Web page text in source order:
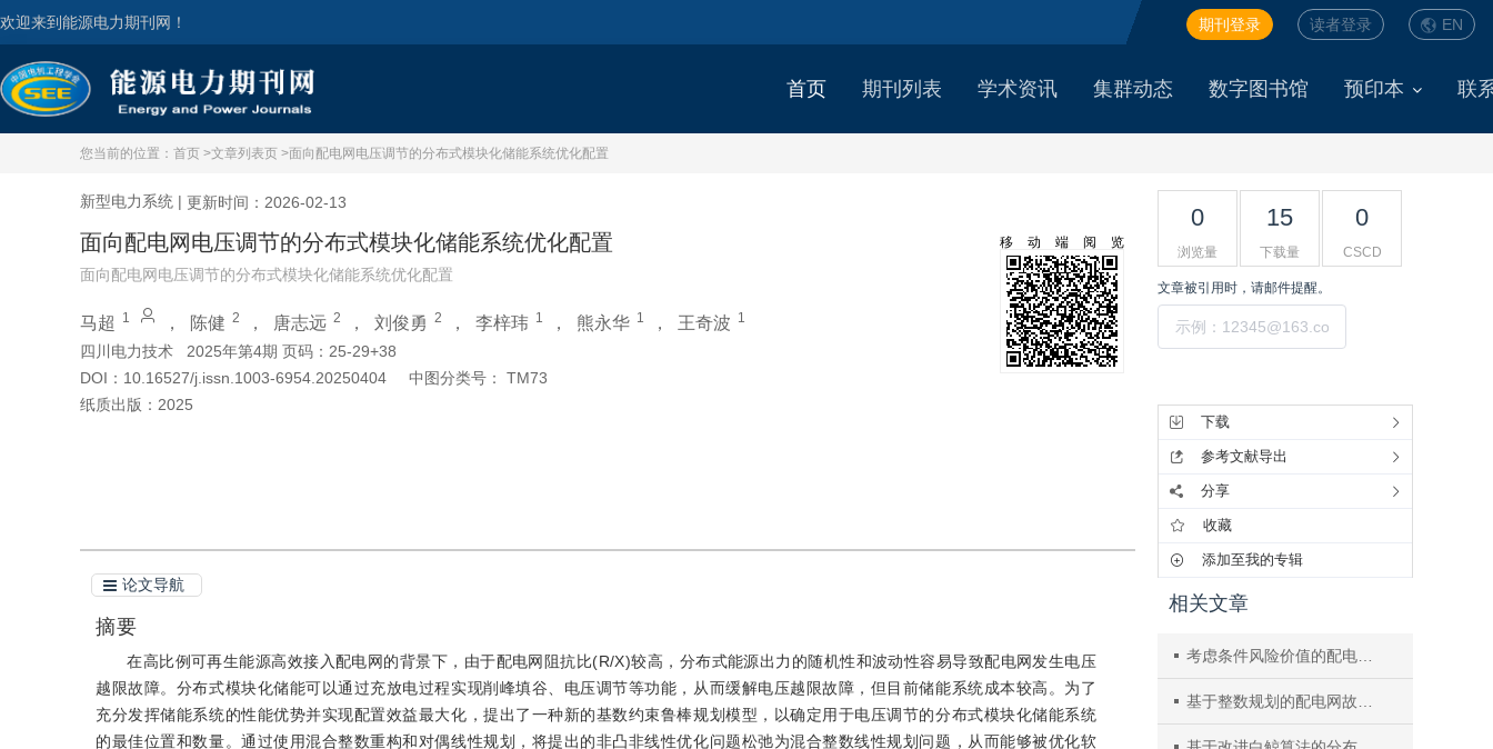
欢迎来到能源电力期刊网！ EN
读者登录
期刊登录
首页 期刊列表 学术资讯 集群动态 数字图书馆 预印本 联
您当前的位置： 首页 >文章列表页 >面向配电网电压调节的分布式模块化储能系统优化配置
新型电力系统 | 更新时间：2026-02-13
面向配电网电压调节的分布式模块化储能系统优化配置
面向配电网电压调节的分布式模块化储能系统优化配置
马超 1 ， 陈健 2 ， 唐志远 2 ， 刘俊勇 2 ， 李梓玮 1 ， 熊永华 1 ， 王奇波 1
四川电力技术
2025年第4期 页码：25-29+38
DOI： 10.16527/j.issn.1003-6954.20250404 中图分类号：
TM73
纸质出版： 2025
移动端阅览
论文导航
摘要
在高比例可再生能源高效接入配电网的背景下，由于配电网阻抗比(R/X)较高，分布式能源出力的随机性和波动性容易导致配电网发生电压
越限故障。分布式模块化储能可以通过充放电过程实现削峰填谷、电压调节等功能，从而缓解电压越限故障，但目前储能系统成本较高。为了
充分发挥储能系统的性能优势并实现配置效益最大化，提出了一种新的基数约束鲁棒规划模型，以确定用于电压调节的分布式模块化储能系统
的最佳位置和数量。通过使用混合整数重构和对偶线性规划，将提出的非凸非线性优化问题松弛为混合整数线性规划问题，从而能够被优化软
0
浏览量
15
下载量
0
CSCD
文章被引用时，请邮件提醒。
下载
参考文献导出
分享
收藏
添加至我的专辑
相关文章
考虑条件风险价值的配电网开关规划最优模型
基于整数规划的配电网故障供电负荷恢复优化算法